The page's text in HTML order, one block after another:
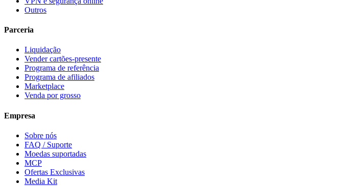
Outros
Parceria
Liquidação
Vender cartões-presente
Programa de referência
Programa de afiliados
Marketplace
Venda por grosso
Empresa
Sobre nós
FAQ / Suporte
Moedas suportadas
MCP
Ofertas Exclusivas
Media Kit